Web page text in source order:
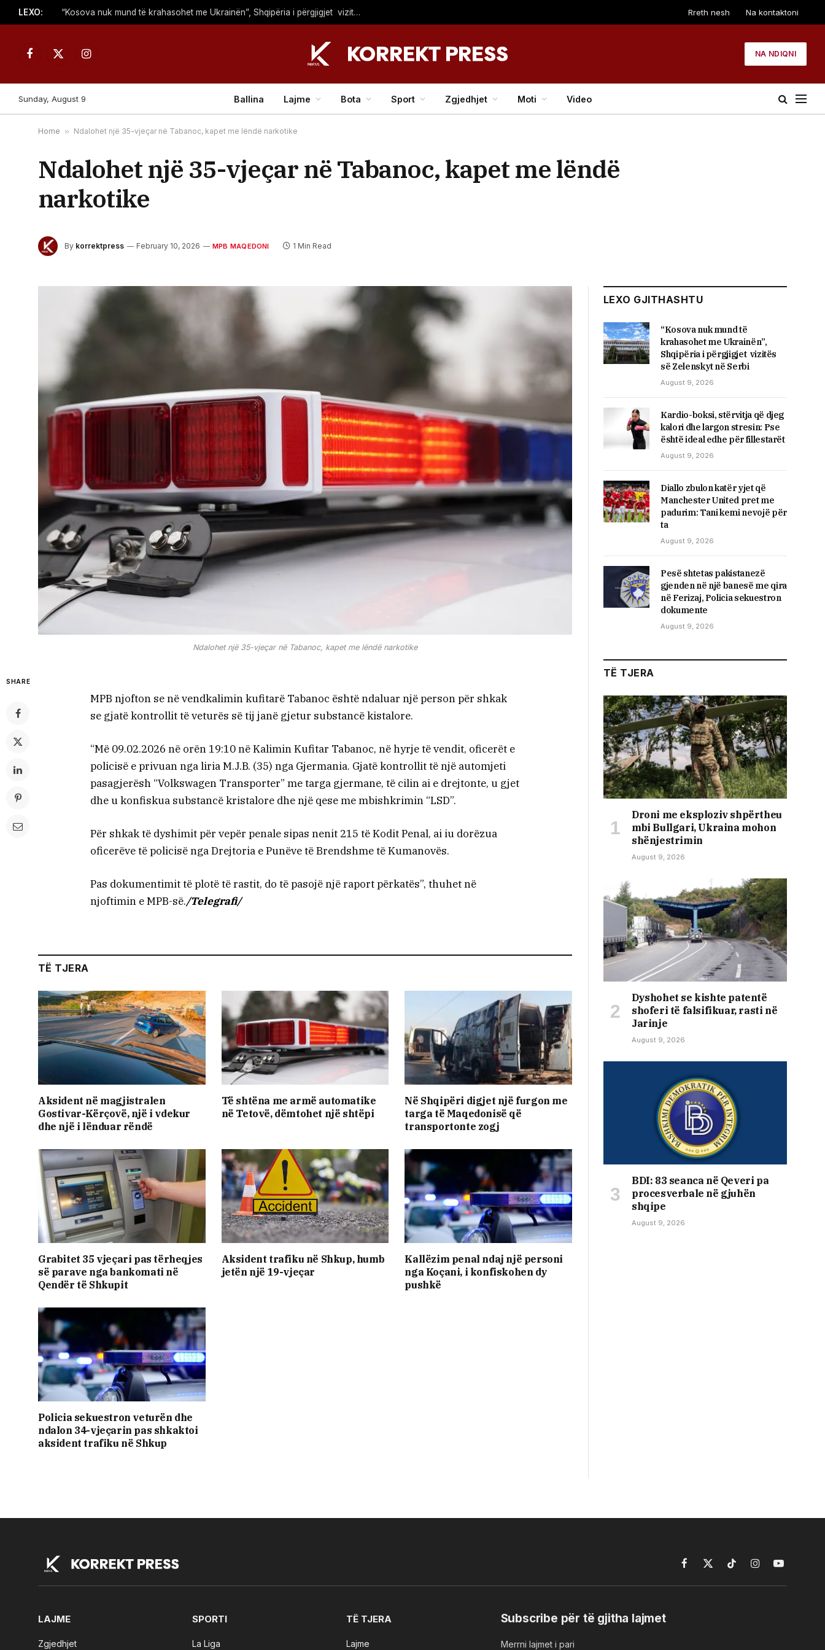
LEXO: “Kosova nuk mund të krahasohet me Ukrainën”, Shqipëria i përgjigjet vizitës së Zelenskyt në Serbi Rreth nesh Na kontaktoni
Facebook
X
Instagram
NA NDIQNI
Sunday, August 9 Ballina Lajme Bota Sport Zgjedhjet Moti Video
Home » Ndalohet një 35-vjeçar në Tabanoc, kapet me lëndë narkotike
Ndalohet një 35-vjeçar në Tabanoc, kapet me lëndë
narkotike
By korrektpress February 10, 2026 MPB MAQEDONI 1 Min Read
Ndalohet një 35-vjeçar në Tabanoc, kapet me lëndë narkotike
SHARE
MPB njofton se në vendkalimin kufitarë Tabanoc është ndaluar një person për shkak
se gjatë kontrollit të veturës së tij janë gjetur substancë kistalore.
“Më 09.02.2026 në orën 19:10 në Kalimin Kufitar Tabanoc, në hyrje të vendit, oficerët e
policisë e privuan nga liria M.J.B. (35) nga Gjermania. Gjatë kontrollit të një automjeti
pasagjerësh “Volkswagen Transporter” me targa gjermane, të cilin ai e drejtonte, u gjet
dhe u konfiskua substancë kristalore dhe një qese me mbishkrimin “LSD”.
Për shkak të dyshimit për vepër penale sipas nenit 215 të Kodit Penal, ai iu dorëzua
oficerëve të policisë nga Drejtoria e Punëve të Brendshme të Kumanovës.
Pas dokumentimit të plotë të rastit, do të pasojë një raport përkatës”, thuhet në
njoftimin e MPB-së./Telegrafi/
TË TJERA
Aksident në magjistralen
Gostivar-Kërçovë, një i vdekur
dhe një i lënduar rëndë
Të shtëna me armë automatike
në Tetovë, dëmtohet një shtëpi
Në Shqipëri digjet një furgon me
targa të Maqedonisë që
transportonte zogj
Grabitet 35 vjeçari pas tërheqjes
së parave nga bankomati në
Qendër të Shkupit
Aksident trafiku në Shkup, humb
jetën një 19-vjeçar
Kallëzim penal ndaj një personi
nga Koçani, i konfiskohen dy
pushkë
Policia sekuestron veturën dhe
ndalon 34-vjeçarin pas shkaktoi
aksident trafiku në Shkup
LEXO GJITHASHTU
“Kosova nuk mund të
krahasohet me Ukrainën”,
Shqipëria i përgjigjet vizitës
së Zelenskyt në Serbi
August 9, 2026
Kardio-boksi, stërvitja që djeg
kalori dhe largon stresin: Pse
është ideal edhe për fillestarët
August 9, 2026
Diallo zbulon katër yjet që
Manchester United pret me
padurim: Tani kemi nevojë për
ta
August 9, 2026
Pesë shtetas pakistanezë
gjenden në një banesë me qira
në Ferizaj, Policia sekuestron
dokumente
August 9, 2026
TË TJERA
Droni me eksploziv shpërtheu
mbi Bullgari, Ukraina mohon
shënjestrimin
August 9, 2026
Dyshohet se kishte patentë
shoferi të falsifikuar, rasti në
Jarinje
August 9, 2026
BDI: 83 seanca në Qeveri pa
procesverbale në gjuhën
shqipe
August 9, 2026
Facebook
X
TikTokInstagramYouTube
LAJME
Zgjedhjet
SPORTI
La Liga
TË TJERA
Lajme
Subscribe për të gjitha lajmet
Merrni lajmet i pari